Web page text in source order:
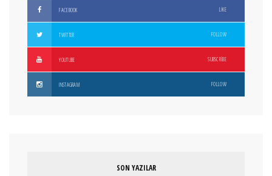
FACEBOOK LIKE
TWITTER FOLLOW
YOUTUBE SUBSCRIBE
INSTAGRAM FOLLOW
SON YAZILAR